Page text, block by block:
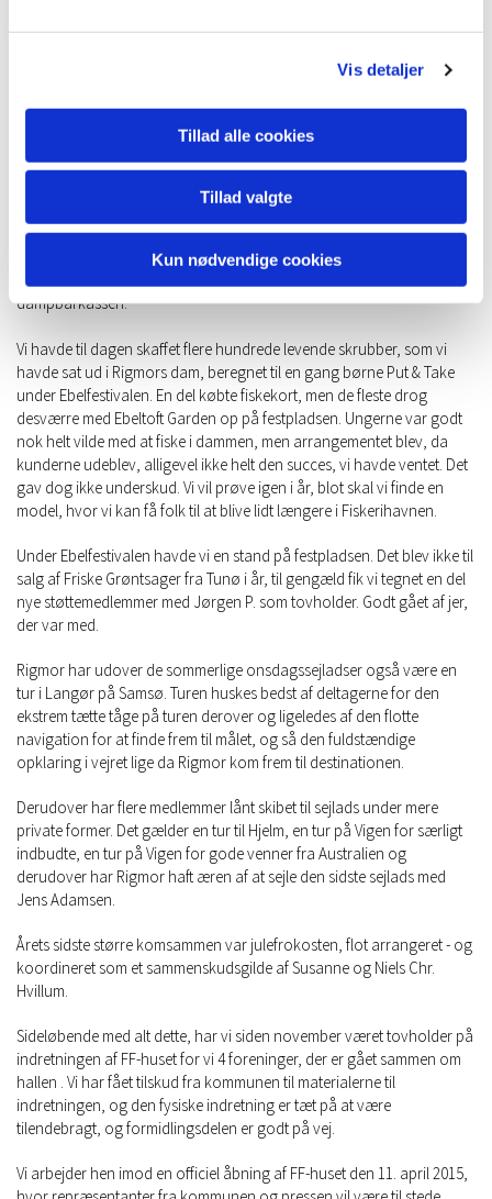
Vis detaljer
Tillad alle cookies
Tillad valgte
Kun nødvendige cookies
altså heller ikke mere tilbage af grisen, men hvor blev det dog til en
hyggelig og flot aften for de, der var med.
Begge arrangementer akkumulerede et pænt bidrag til foreningen,
elendigt med masser af regn og blæst.
Rigmor deltog også i Ebelfestivalen med at sejle æbler fra Æbelø til
festivalen. Denne gang havde vi fået ordnet det sådan, at æblerne
blev landet i Fiskerihavnen, frem for som tidligere i Fregathavnen.
Hundredevis af mennesker med Ebeltoft Garden i spidsen var mødt op
i Fiskerihavnen for at modtage kortegen. Først kom Hopla med
musikken, så kom Rigmor, så robarkassen, så de små joller og til slut
dampbarkassen.
Vi havde til dagen skaffet flere hundrede levende skrubber, som vi
havde sat ud i Rigmors dam, beregnet til en gang børne Put & Take
under Ebelfestivalen. En del købte fiskekort, men de fleste drog
desværre med Ebeltoft Garden op på festpladsen. Ungerne var godt
nok helt vilde med at fiske i dammen, men arrangementet blev, da
kunderne udeblev, alligevel ikke helt den succes, vi havde ventet. Det
gav dog ikke underskud. Vi vil prøve igen i år, blot skal vi finde en
model, hvor vi kan få folk til at blive lidt længere i Fiskerihavnen.
Under Ebelfestivalen havde vi en stand på festpladsen. Det blev ikke til
salg af Friske Grøntsager fra Tunø i år, til gengæld fik vi tegnet en del
nye støttemedlemmer med Jørgen P. som tovholder. Godt gået af jer,
der var med.
Rigmor har udover de sommerlige onsdagssejladser også være en
tur i Langør på Samsø. Turen huskes bedst af deltagerne for den
ekstrem tætte tåge på turen derover og ligeledes af den flotte
navigation for at finde frem til målet, og så den fuldstændige
opklaring i vejret lige da Rigmor kom frem til destinationen.
Derudover har flere medlemmer lånt skibet til sejlads under mere
private former. Det gælder en tur til Hjelm, en tur på Vigen for særligt
indbudte, en tur på Vigen for gode venner fra Australien og
derudover har Rigmor haft æren af at sejle den sidste sejlads med
Jens Adamsen.
Årets sidste større komsammen var julefrokosten, flot arrangeret - og
koordineret som et sammenskudsgilde af Susanne og Niels Chr.
Hvillum.
Sideløbende med alt dette, har vi siden november været tovholder på
indretningen af FF-huset for vi 4 foreninger, der er gået sammen om
hallen . Vi har fået tilskud fra kommunen til materialerne til
indretningen, og den fysiske indretning er tæt på at være
tilendebragt, og formidlingsdelen er godt på vej.
Vi arbejder hen imod en officiel åbning af FF-huset den 11. april 2015,